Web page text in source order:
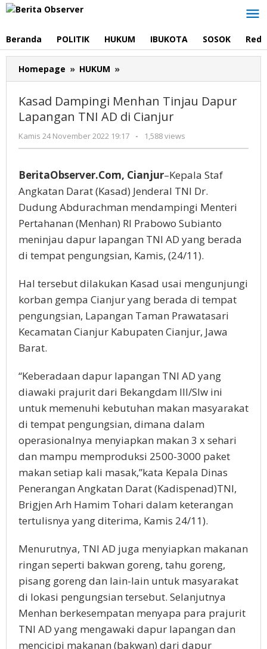
Lewati
Beranda POLITIK HUKUM IBUKOTA SOSOK
Homepage » HUKUM »
Dampingi
Tinjau
Dapur
Lapangan
Cianjur
Kasad Dampingi Menhan Tinjau Dapur
Lapangan TNI AD di Cianjur
Kamis 24 November 2022 19:17
oleh
Redaksi
- 1,588 views
BeritaObserver.Com, Cianjur–Kepala Staf
Angkatan Darat (Kasad) Jenderal TNI Dr.
Dudung Abdurachman mendampingi Menteri
Pertahanan (Menhan) RI Prabowo Subianto
meninjau dapur lapangan TNI AD yang berada
di tempat pengungsian, Kamis, (24/11).
Hal tersebut dilakukan Kasad usai mengunjungi
korban gempa Cianjur yang berada di tempat
pengungsian, Lapangan Taman Prawatasari
Kecamatan Cianjur Kabupaten Cianjur, Jawa
Barat.
“Keberadaan dapur lapangan TNI AD yang
diawaki prajurit dari Bekangdam III/Slw ini
untuk memenuhi kebutuhan makan masyarakat
di tempat pengungsian, dimana dalam
operasionalnya menyiapkan makan 3 x sehari
dan mampu memproduksi 2500-3000 paket
makan setiap kali masak,”kata Kepala Dinas
Penerangan Angkatan Darat (Kadispenad)TNI,
Brigjen Arh Hamim Tohari dalam keterangan
tertulisnya yang diterima, Kamis 24/11).
Menurutnya, TNI AD juga menyiapkan makanan
ringan seperti bakwan goreng, tahu goreng,
pisang goreng dan lain-lain untuk masyarakat
di lokasi pengungsian tersebut. Selanjutnya
Menhan berkesempatan menyapa para prajurit
TNI AD yang mengawaki dapur lapangan dan
mencicipi makanan (bakwan) dari dapur